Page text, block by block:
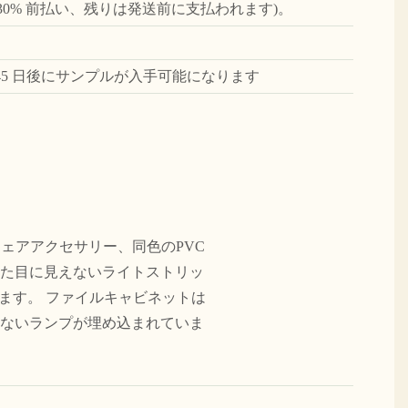
前払い、残りは発送前に支払われます)。
日後にサンプルが入手可能になります
アアクセサリー、同色のPVC
目に見えないライトストリッ
す。 ファイルキャビネットは
いランプが埋め込まれていま